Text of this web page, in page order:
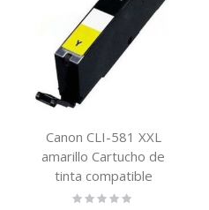
Canon CLI-581 XXL
amarillo Cartucho de
tinta compatible
(1997C001)
Rating: